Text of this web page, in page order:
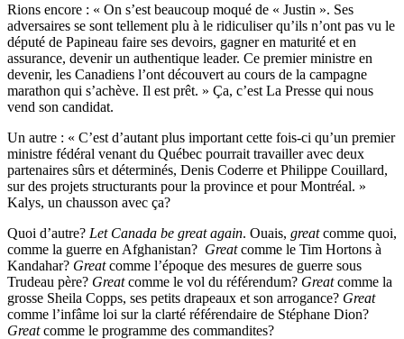
Rions encore : « On s’est beaucoup moqué de « Justin ». Ses
adversaires se sont tellement plu à le ridiculiser qu’ils n’ont pas vu le
député de Papineau faire ses devoirs, gagner en maturité et en
assurance, devenir un authentique leader. Ce premier ministre en
devenir, les Canadiens l’ont découvert au cours de la campagne
marathon qui s’achève. Il est prêt. » Ça, c’est La Presse qui nous
vend son candidat.
Un autre : « C’est d’autant plus important cette fois-ci qu’un premier
ministre fédéral venant du Québec pourrait travailler avec deux
partenaires sûrs et déterminés, Denis Coderre et Philippe Couillard,
sur des projets structurants pour la province et pour Montréal. »
Kalys, un chausson avec ça?
Quoi d’autre? Let Canada be great again. Ouais, greatcomme quoi,
comme la guerre en Afghanistan? Greatcomme le Tim Hortons à
Kandahar? Greatcomme l’époque des mesures de guerre sous
Trudeau père? Greatcomme le vol du référendum? Greatcomme la
grosse Sheila Copps, ses petits drapeaux et son arrogance? Great
comme l’infâme loi sur la clarté référendaire de Stéphane Dion?
Greatcomme le programme des commandites?